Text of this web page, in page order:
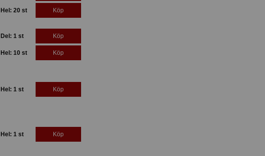
Hel: 20 st Köp
Del: 1 st Köp
Hel: 10 st Köp
Hel: 1 st Köp
Hel: 1 st Köp